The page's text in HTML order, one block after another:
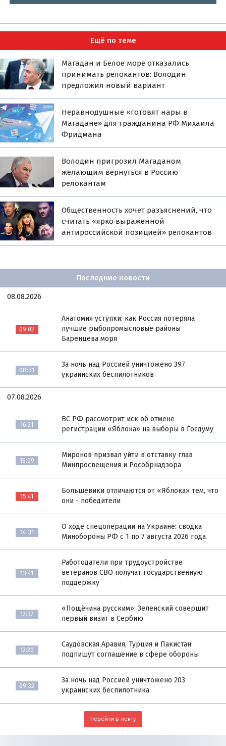
Ещё по теме
Магадан и Белое море отказались
принимать релокантов: Володин
предложил новый вариант
Неравнодушные «готовят нары в
Магадане» для гражданина РФ Михаила
Фридмана
Володин пригрозил Магаданом
желающим вернуться в Россию
релокантам
Общественность хочет разъяснений, что
считать «ярко выраженной
антироссийской позицией» релокантов
Последние новости
08.08.2026
09:02
Анатомия уступки: как Россия потеряла
лучшие рыбопромысловые районы
Баренцева моря
08:31
За ночь над Россией уничтожено 397
украинских беспилотников
07.08.2026
16:21
ВС РФ рассмотрит иск об отмене
регистрации «Яблока» на выборы в Госдуму
16:09
Миронов призвал уйти в отставку глав
Минпросвещения и Рособрнадзора
15:41
Большевики отличаются от «Яблока» тем, что
они - победители
14:31
О ходе спецоперации на Украине: сводка
Минобороны РФ с 1 по 7 августа 2026 года
13:41
Работодатели при трудоустройстве
ветеранов СВО получат государственную
поддержку
12:37
«Пощёчина русским»: Зеленский совершит
первый визит в Сербию
12:20
Саудовская Аравия, Турция и Пакистан
подпишут соглашение в сфере обороны
09:32
За ночь над Россией уничтожено 203
украинских беспилотника
Перейти в ленту